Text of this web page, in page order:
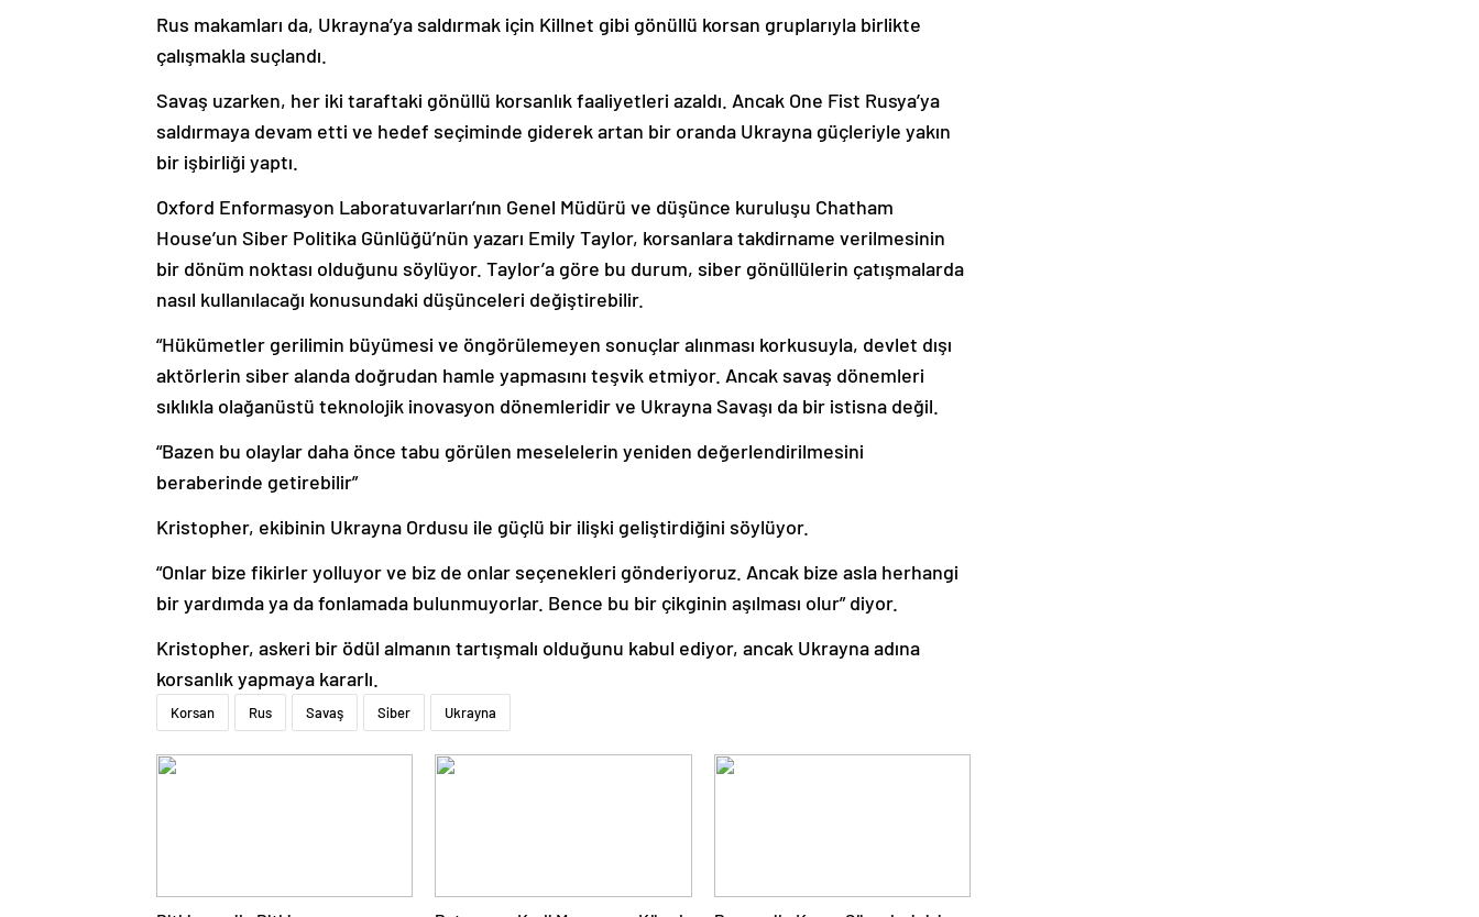
Rus makamları da, Ukrayna’ya saldırmak için Killnet gibi gönüllü korsan gruplarıyla birlikte
çalışmakla suçlandı.
Savaş uzarken, her iki taraftaki gönüllü korsanlık faaliyetleri azaldı. Ancak One Fist Rusya’ya
saldırmaya devam etti ve hedef seçiminde giderek artan bir oranda Ukrayna güçleriyle yakın
bir işbirliği yaptı.
Oxford Enformasyon Laboratuvarları’nın Genel Müdürü ve düşünce kuruluşu Chatham
House’un Siber Politika Günlüğü’nün yazarı Emily Taylor, korsanlara takdirname verilmesinin
bir dönüm noktası olduğunu söylüyor. Taylor’a göre bu durum, siber gönüllülerin çatışmalarda
nasıl kullanılacağı konusundaki düşünceleri değiştirebilir.
“Hükümetler gerilimin büyümesi ve öngörülemeyen sonuçlar alınması korkusuyla, devlet dışı
aktörlerin siber alanda doğrudan hamle yapmasını teşvik etmiyor. Ancak savaş dönemleri
sıklıkla olağanüstü teknolojik inovasyon dönemleridir ve Ukrayna Savaşı da bir istisna değil.
“Bazen bu olaylar daha önce tabu görülen meselelerin yeniden değerlendirilmesini
beraberinde getirebilir”
Kristopher, ekibinin Ukrayna Ordusu ile güçlü bir ilişki geliştirdiğini söylüyor.
“Onlar bize fikirler yolluyor ve biz de onlar seçenekleri gönderiyoruz. Ancak bize asla herhangi
bir yardımda ya da fonlamada bulunmuyorlar. Bence bu bir çikginin aşılması olur” diyor.
Kristopher, askeri bir ödül almanın tartışmalı olduğunu kabul ediyor, ancak Ukrayna adına
korsanlık yapmaya kararlı.
Korsan Rus Savaş Siber Ukrayna